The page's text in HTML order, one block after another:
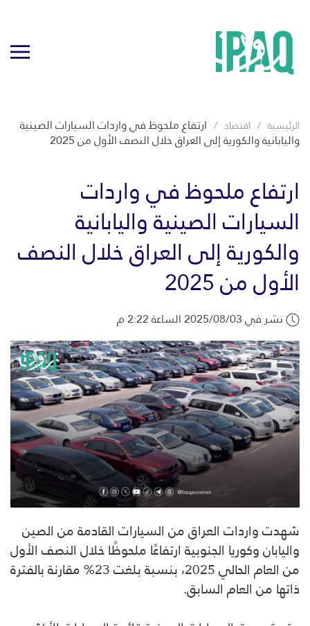
الرئيسية اقتصاد ارتفاع ملحوظ في واردات السيارات الصينية
واليابانية والكورية إلى العراق خلال النصف الأول من 2025
ارتفاع ملحوظ في واردات
السيارات الصينية واليابانية
والكورية إلى العراق خلال النصف
الأول من 2025
نشر في 2025/08/03 الساعة 2:22 م
شهدت واردات العراق من السيارات القادمة من الصين
واليابان وكوريا الجنوبية ارتفاعًا ملحوظًا خلال النصف الأول
من العام الحالي 2025، بنسبة بلغت 23% مقارنة بالفترة
ذاتها من العام السابق.